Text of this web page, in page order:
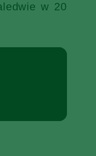
w 20